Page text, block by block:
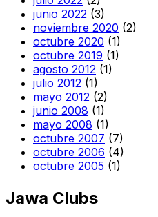
junio 2022 (3)
noviembre 2020 (2)
octubre 2020 (1)
octubre 2019 (1)
agosto 2012 (1)
julio 2012 (1)
mayo 2012 (2)
junio 2008 (1)
mayo 2008 (1)
octubre 2007 (7)
octubre 2006 (4)
octubre 2005 (1)
Jawa Clubs